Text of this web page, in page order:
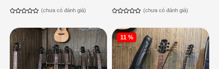
(chưa có đánh giá) (chưa có đánh giá)
11 %